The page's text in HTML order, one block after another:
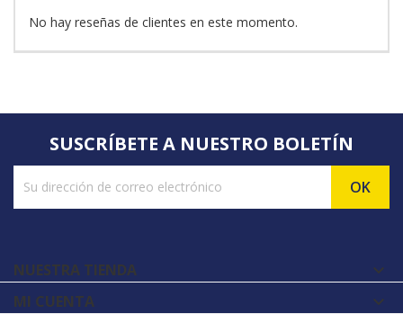
No hay reseñas de clientes en este momento.
SUSCRÍBETE A NUESTRO BOLETÍN
NUESTRA TIENDA 
MI CUENTA 